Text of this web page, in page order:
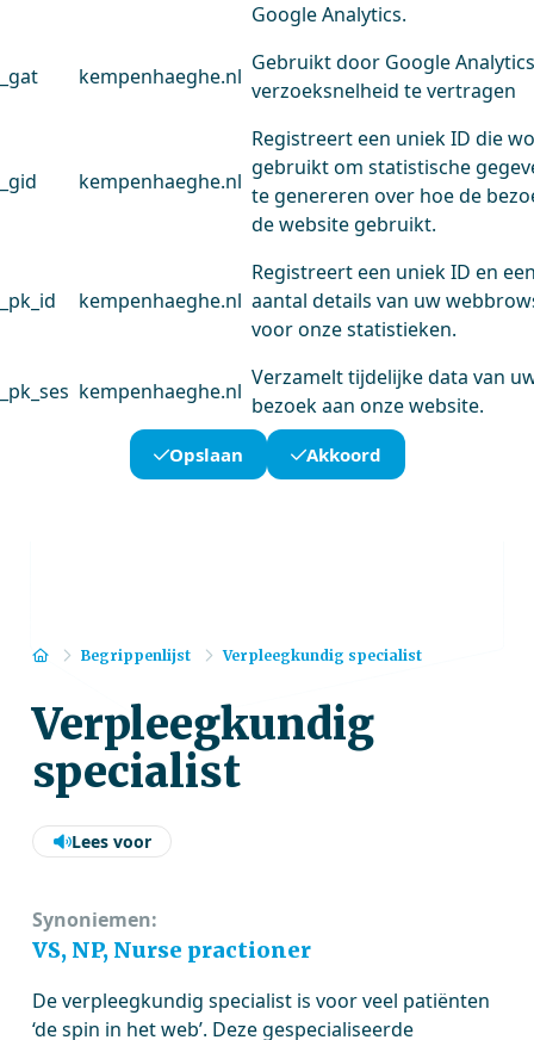
Google Analytics.
_gat kempenhaeghe.nl
Gebruikt door Google
verzoeksnelheid te vertragen
_gid kempenhaeghe.nl
Registreert een uniek ID die
gebruikt om statistische
te genereren over hoe de
de website gebruikt.
_pk_id kempenhaeghe.nl
Registreert een uniek ID en
aantal details van uw
voor onze statistieken.
_pk_ses kempenhaeghe.nl
Verzamelt tijdelijke data van
bezoek aan onze website.
Opslaan Akkoord
HomeBegrippenlijst Verpleegkundig specialist
Verpleegkundig
specialist
Lees voor
Synoniemen:
VS, NP, Nurse practioner
De verpleegkundig specialist is voor veel patiënten
‘de spin in het web’. Deze gespecialiseerde